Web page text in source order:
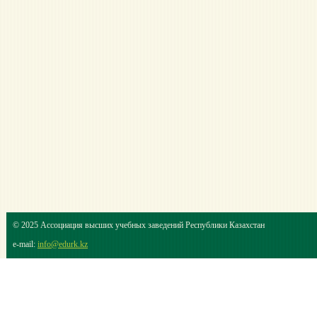
© 2025 Ассоциация высших учебных заведений Республики Казахстан
e-mail: info@edurk.kz